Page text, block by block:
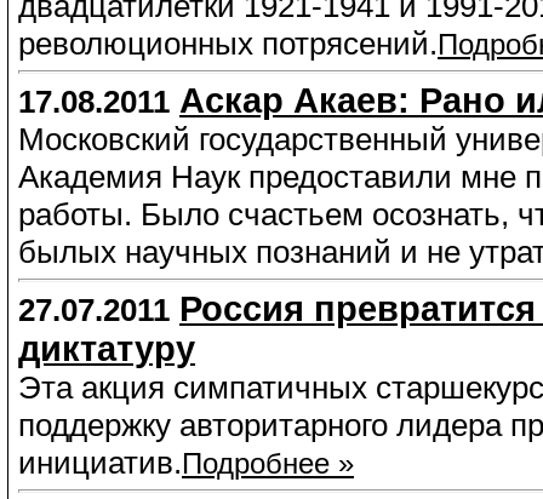
революционных потрясений.
17.08.2011 Аскар Акаев: Рано
Московский государственный
Академия Наук предоставили мне
работы. Было счастьем осознать,
былых научных познаний и не
27.07.2011 Россия
диктатуру
Эта акция симпатичных
поддержку авторитарного лидера
инициатив.Подробнее »